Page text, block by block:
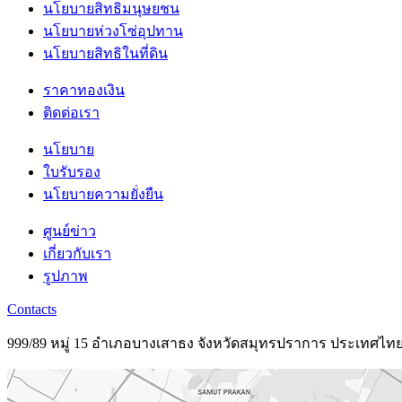
นโยบายสิทธิมนุษยชน
นโยบายห่วงโซ่อุปทาน
นโยบายสิทธิในที่ดิน
ราคาทองเงิน
ติดต่อเรา
นโยบาย
ใบรับรอง
นโยบายความยั่งยืน
ศูนย์ข่าว
เกี่ยวกับเรา
รูปภาพ
Contacts
999/89 หมู่ 15 อำเภอบางเสาธง จังหวัดสมุทรปราการ ประเทศไท